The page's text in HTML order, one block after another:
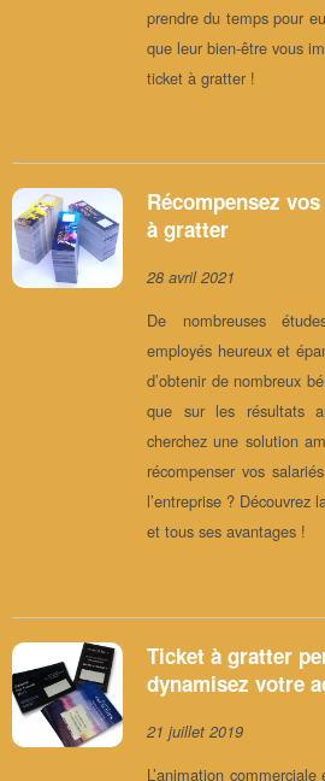
prendre du temps pour
que leur bien-être vous
ticket à gratter !
Récompensez
à gratter
28 avril 2021
De nombreuses
employés heureux et
d’obtenir de nombreux
que sur les résultats
cherchez une solution
récompenser vos
l’entreprise ? Découvrez
et tous ses avantages !
Ticket à gratter
dynamisez votre
21 juillet 2019
L’animation